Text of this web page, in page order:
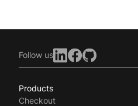
Follow us
Products
Checkout